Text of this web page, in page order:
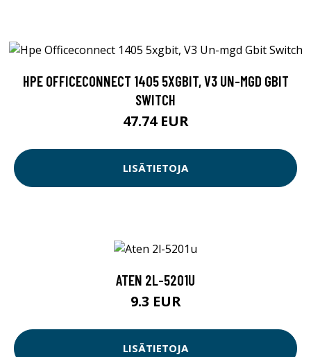
HPE OFFICECONNECT 1405 5XGBIT, V3 UN-MGD GBIT
SWITCH
47.74 EUR
LISÄTIETOJA
ATEN 2L-5201U
9.3 EUR
LISÄTIETOJA